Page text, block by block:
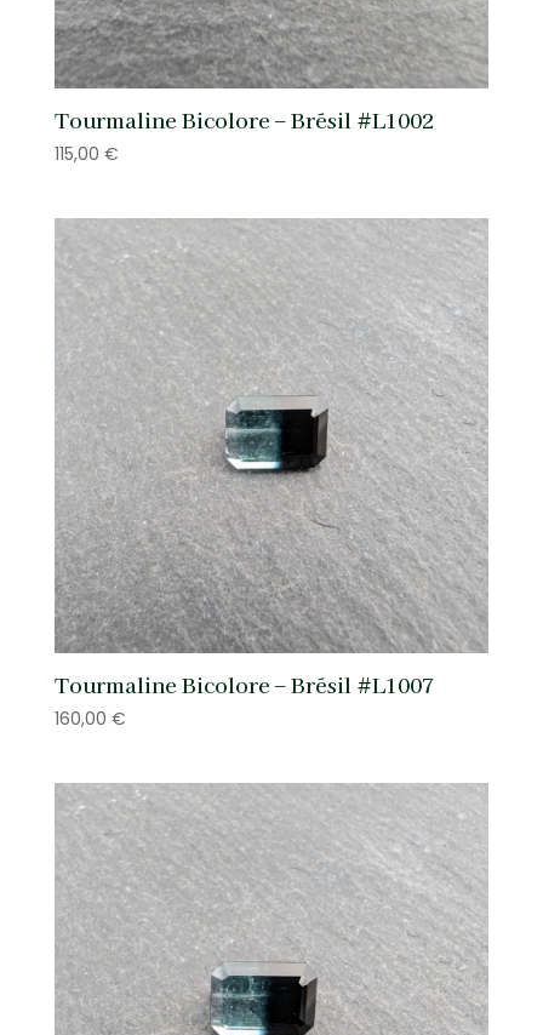
Tourmaline Bicolore – Brésil #L1002
115,00 €
Tourmaline Bicolore – Brésil #L1007
160,00 €